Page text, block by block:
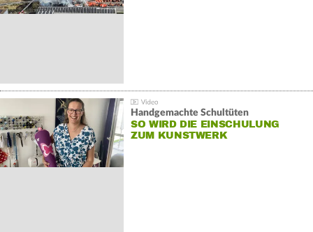
Handgemachte Schultüten
SO WIRD DIE EINSCHULUNG
ZUM KUNSTWERK